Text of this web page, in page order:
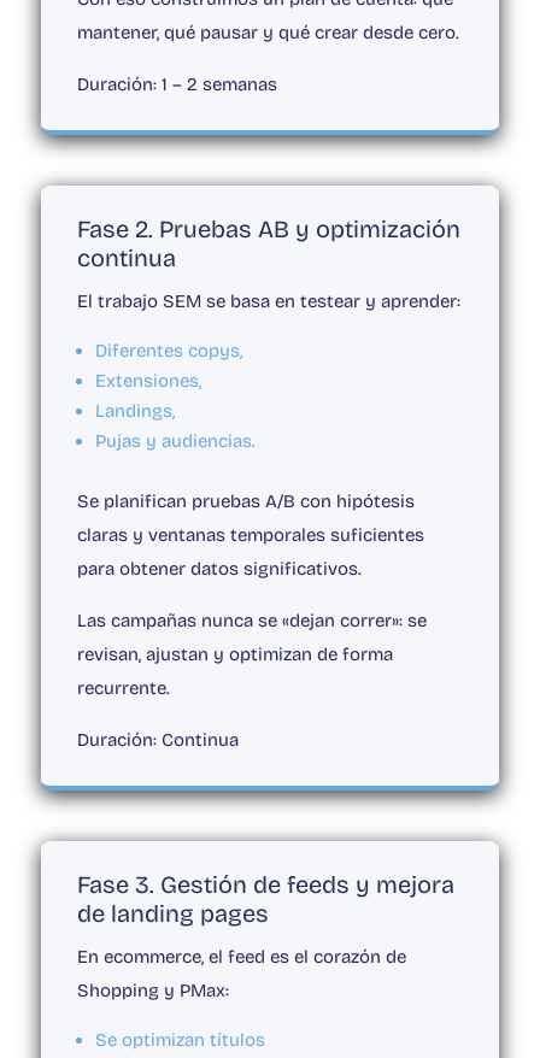
mantener, qué pausar y qué crear desde cero.
Duración:1 – 2 semanas
Fase 2. Pruebas AB y optimización
continua
El trabajo SEM se basa en testear y aprender:
Diferentes copys,
Extensiones,
Landings,
Pujas y audiencias.
Se planifican pruebas A/B con hipótesis
claras y ventanas temporales suficientes
para obtener datos significativos.
Las campañas nunca se «dejan correr»: se
revisan, ajustan y optimizan de forma
recurrente.
Duración: Continua
Fase 3. Gestión de feeds y mejora
de landing pages
En ecommerce, el feed es el corazón de
Shopping y PMax:
Se optimizan títulos